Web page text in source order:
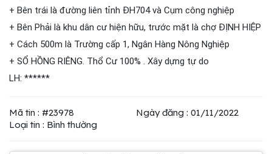
+ Bên trái là đường liên tỉnh ĐH704 và Cụm công nghiệp
+ Bên Phải là khu dân cư hiện hữu, trước mặt là chợ ĐỊNH HIỆP
+ Cách 500m là Trường cấp 1, Ngân Hàng Nông Nghiệp
+ SỔ HỒNG RIÊNG. Thổ Cư 100% . Xây dựng tự do
LH: ******
Mã tin : #23978
Ngày đăng : 01/11/2022
Loại tin : Bình thường